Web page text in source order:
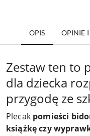
OPIS OPINIE
Zestaw ten to
dla dziecka
przygodę ze
Plecakpomieści
książkę czy